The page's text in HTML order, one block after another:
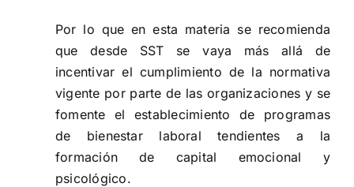
Por lo que en esta materia se recomienda
que desde SST se vaya más allá de
incentivar el cumplimiento de la normativa
vigente por parte de las organizaciones y se
fomente el establecimiento de programas
de bienestar laboral tendientes a la
formación de capital emocional y
psicológico.